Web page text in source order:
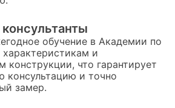
обучение в Академии по
и
конструкции, что гарантирует
консультацию и точно
замер.